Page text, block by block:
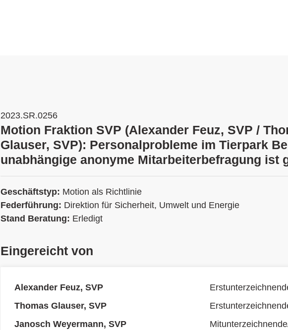
2023.SR.0256
Motion Fraktion SVP (Alexander Feuz, SVP /
Glauser, SVP): Personalprobleme im Tierpark
unabhängige anonyme Mitarbeiterbefragung ist
Geschäftstyp: Motion als Richtlinie
Federführung: Direktion für Sicherheit, Umwelt und Energie
Stand Beratung: Erledigt
Eingereicht von
Alexander Feuz, SVP
Thomas Glauser, SVP
Janosch Weyermann, SVP